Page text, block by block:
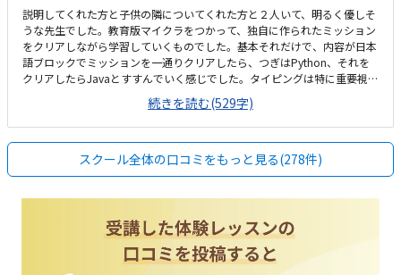
説明してくれた方と子供の隣についてくれた方と２人いて、明るく優しそ
うな先生でした。教育版マイクラをつかって、独自に作られたミッション
をクリアしながら学習していくものでした。基本それだけで、内容が日本
語ブロックでミッションを一通りクリアしたら、つぎはPython、それを
クリアしたらJavaとすすんでいく感じでした。タイピングは特に重要視し
ておらず、もし、Pythonに進むにあたって、個人的に必要を感じたら入れ
るようでした。うちからは近いので個人的にら利便性がよいが、電車で通
う方は微妙な場所かなと思います。わかりやすくもない場所ですが、やや
こしい場所でもなく、駐車場はあるので車で通う方はよいと思います。外
見は古い感じですが、内装や椅子、机などの設備はおそらく新しく、キレ
イでシンプルです。お休みの振り替え対応可能な所と、通う回数によって
振り替えもできなかった時に、月謝の金額引いてくれる所が良心的で嬉し
いと思いました。若くて優しい女の先生が隣について、優しく声かけてく
れたり、褒めてくれたりが嬉しくて楽しかったみたいです。
続きを読む(529字)
スクール全体の口コミをもっと見る(278件)